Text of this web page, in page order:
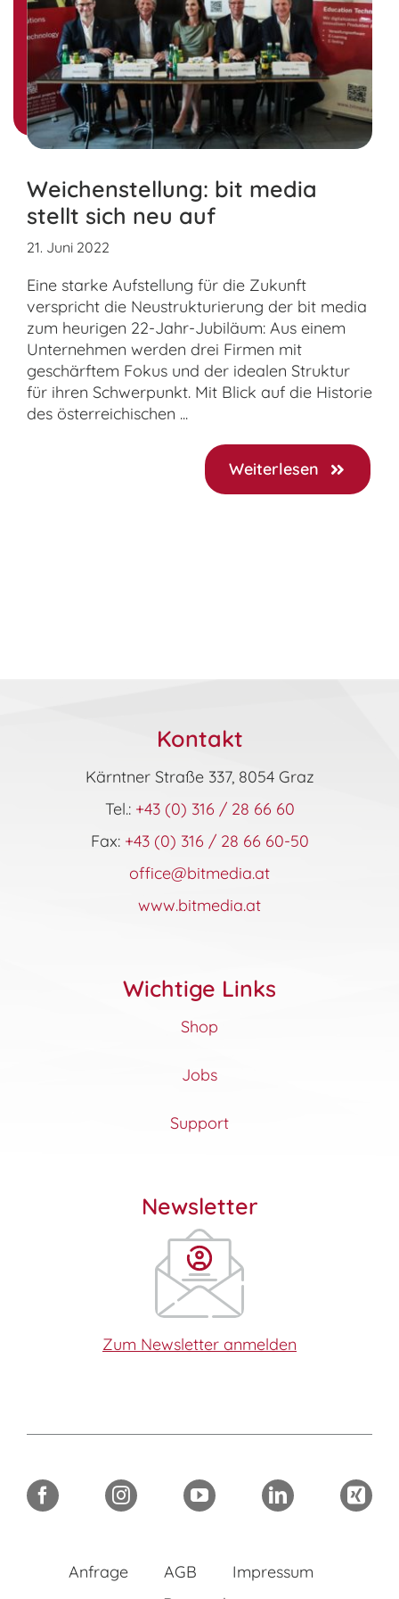
nach:
Weichenstellung: bit media
stellt sich neu auf
21. Juni 2022
Eine starke Aufstellung für die Zukunft
verspricht die Neustrukturierung der bit media
zum heurigen 22-Jahr-Jubiläum: Aus einem
Unternehmen werden drei Firmen mit
geschärftem Fokus und der idealen Struktur
für ihren Schwerpunkt. Mit Blick auf die Historie
des österreichischen ...
Weiterlesen
Kontakt
Kärntner Straße 337, 8054 Graz
Tel.: +43 (0) 316 / 28 66 60
Fax: +43 (0) 316 / 28 66 60-50
office@bitmedia.at
www.bitmedia.at
Wichtige Links
Shop
Jobs
Support
Newsletter
Zum Newsletter anmelden
Anfrage AGB
Impressum